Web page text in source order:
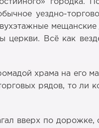
городка.
уездно-
церкви. Всё как
храма на его
рядов, то ли
вверх по дорожке,